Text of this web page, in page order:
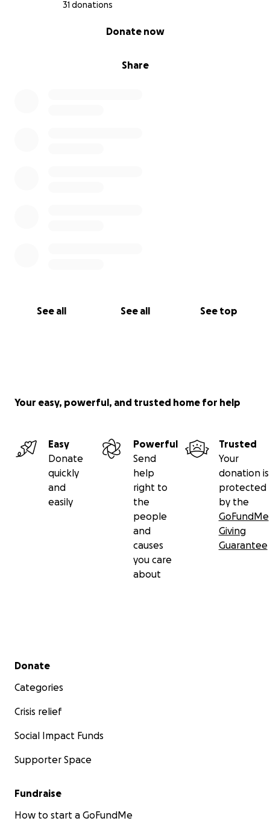
31 donations
Share
Donate now
See all See all See top
Envía un mensaje de apoyo: Deja un mensaje de
Your easy, powerful, and trusted home for help
Easy
Donate
quickly
and
easily
Powerful
Send
help
right to
the
people
and
causes
you care
about
Trusted
Your
donation is
protected
by the
GoFundMe
Giving
Guarantee
Secondary menu
Donate
Categories
Crisis relief
Social Impact Funds
Supporter Space
Fundraise
How to start a GoFundMe